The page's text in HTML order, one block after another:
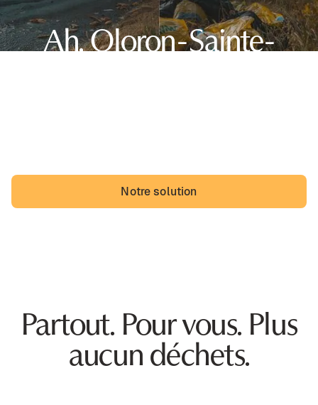
Ah, Oloron-Sainte-
Notre solution
Partout. Pour vous. Plus
aucun déchets.